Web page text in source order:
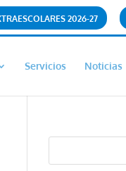
2026-27
Servicios Noticias